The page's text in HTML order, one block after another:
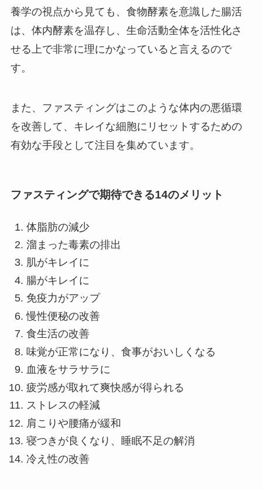
養学の視点から見ても、食物酵素を意識した腸活
は、体内酵素を温存し、生命活動全体を活性化さ
せる上で非常に理にかなっていると言えるので
す。
また、ファスティングはこのような体内の悪循環
を改善して、キレイな細胞にリセットするための
有効な手段として注目を集めています。
ファスティングで期待できる14のメリット
体脂肪の減少
溜まった毒素の排出
肌がキレイに
腸がキレイに
免疫力がアップ
慢性便秘の改善
食生活の改善
味覚が正常になり、食事がおいしくなる
血液をサラサラに
疲労感が取れて爽快感が得られる
ストレスの軽減
肩こりや腰痛が緩和
寝つきが良くなり、睡眠不足の解消
冷え性の改善